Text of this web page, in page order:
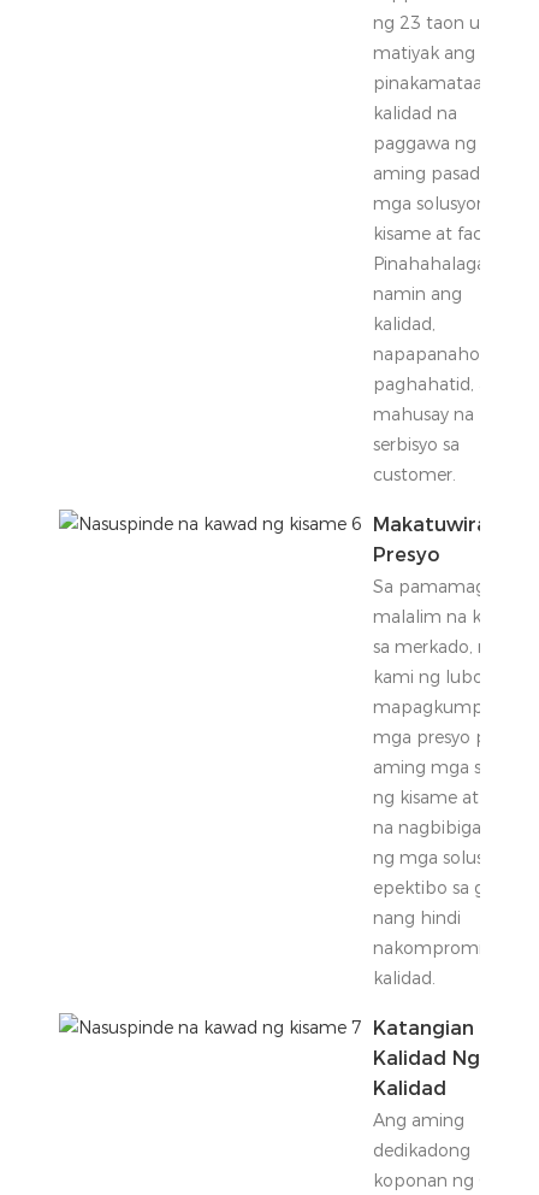
ng 23 taon upang
matiyak ang
pinakamataas na
kalidad na
paggawa ng
aming pasadyang
mga solusyon sa
kisame at facade.
Pinahahalagahan
namin ang
kalidad,
napapanahong
paghahatid, at
mahusay na
serbisyo sa
customer.
Makatuwirang
Presyo
Sa pamamagitan
malalim na
sa merkado, nag-
kami ng lubos na
mga presyo para sa
aming mga sistema
ng kisame at
na nagbibigay sa iyo
ng mga solusyon na
epektibo sa gastos
nang hindi
nakompromiso ang
kalidad.
Katangian Ng
Kalidad Ng
Kalidad
Ang aming
dedikadong
koponan ng QC